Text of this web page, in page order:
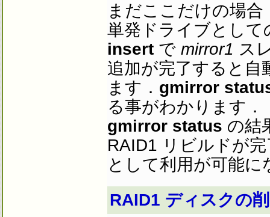
まだここだけの場
単発ドライブとして
insert で mirror1 ス
追加が完了すると自
ます． gmirror
る事がわかります．
gmirror status の結
RAID1 リビルドが
として利用が可能に
RAID1 ディスクの